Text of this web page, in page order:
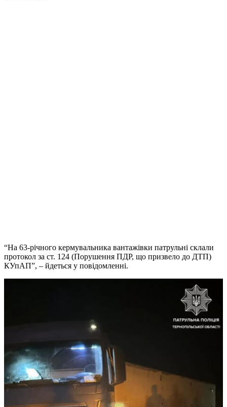
“На 63-річного кермувальника вантажівки патрульні склали
протокол за ст. 124 (Порушення ПДР, що призвело до ДТП)
КУпАП”, – йдеться у повідомленні.